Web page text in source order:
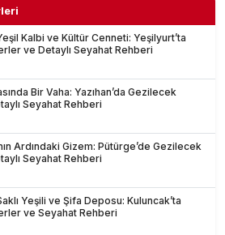
Kalbi ve Kültür Cenneti: Yeşilyurt’ta
ve Detaylı Seyahat Rehberi
Bir Vaha: Yazıhan’da Gezilecek
Seyahat Rehberi
Ardındaki Gizem: Pütürge’de Gezilecek
Seyahat Rehberi
Yeşili ve Şifa Deposu: Kuluncak’ta
ve Seyahat Rehberi